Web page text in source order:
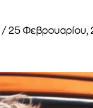
/ 25 Φεβρουαρίου,